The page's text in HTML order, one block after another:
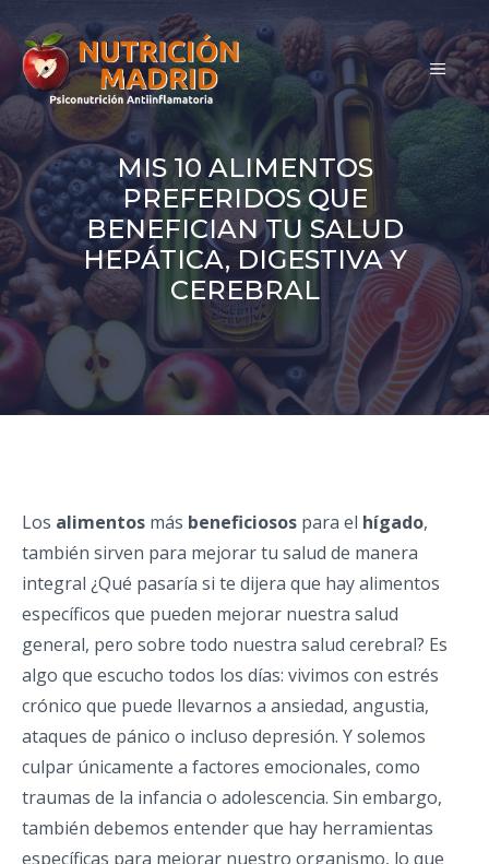
contenido
MENÚ
MIS 10 ALIMENTOS
PREFERIDOS QUE
BENEFICIAN TU SALUD
HEPÁTICA, DIGESTIVA Y
CEREBRAL
Los alimentos más beneficiosos para el hígado,
también sirven para mejorar tu salud de manera
integral ¿Qué pasaría si te dijera que hay alimentos
específicos que pueden mejorar nuestra salud
general, pero sobre todo nuestra salud cerebral? Es
algo que escucho todos los días: vivimos con estrés
crónico que puede llevarnos a ansiedad, angustia,
ataques de pánico o incluso depresión. Y solemos
culpar únicamente a factores emocionales, como
traumas de la infancia o adolescencia. Sin embargo,
también debemos entender que hay herramientas
específicas para mejorar nuestro organismo, lo que